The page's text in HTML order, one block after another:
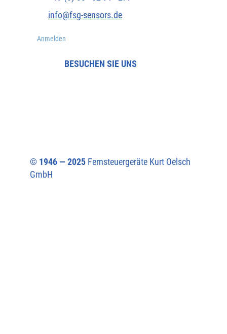
info@fsg-sensors.de
Anmelden
© 1946 — 2025 Fernsteuergeräte Kurt Oelsch
GmbH​
BESUCHEN SIE UNS